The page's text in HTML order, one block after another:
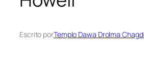
Escrito porTemplo Dawa Drolma